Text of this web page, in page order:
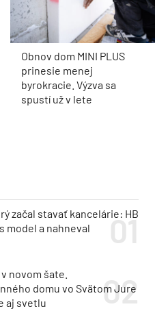
Obnov dom MINI PLUS
prinesie menej
byrokracie. Výzva sa
spustí už v lete
začal stavať kancelárie: HB
model a nahneval
novom šate.
domu vo Svätom Jure
aj svetlu